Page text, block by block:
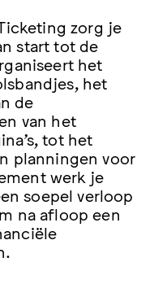
zorg je
start tot de
het
het
de
van het
tot het
planningen voor
werk je
soepel verloop
na afloop een